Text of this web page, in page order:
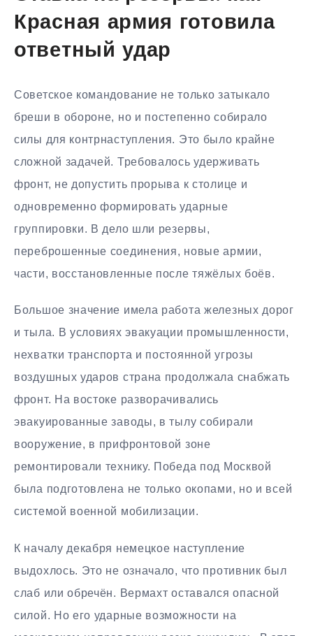
Красная армия готовила
ответный удар
Советское командование не только затыкало
бреши в обороне, но и постепенно собирало
силы для контрнаступления. Это было крайне
сложной задачей. Требовалось удерживать
фронт, не допустить прорыва к столице и
одновременно формировать ударные
группировки. В дело шли резервы,
переброшенные соединения, новые армии,
части, восстановленные после тяжёлых боёв.
Большое значение имела работа железных дорог
и тыла. В условиях эвакуации промышленности,
нехватки транспорта и постоянной угрозы
воздушных ударов страна продолжала снабжать
фронт. На востоке разворачивались
эвакуированные заводы, в тылу собирали
вооружение, в прифронтовой зоне
ремонтировали технику. Победа под Москвой
была подготовлена не только окопами, но и всей
системой военной мобилизации.
К началу декабря немецкое наступление
выдохлось. Это не означало, что противник был
слаб или обречён. Вермахт оставался опасной
силой. Но его ударные возможности на